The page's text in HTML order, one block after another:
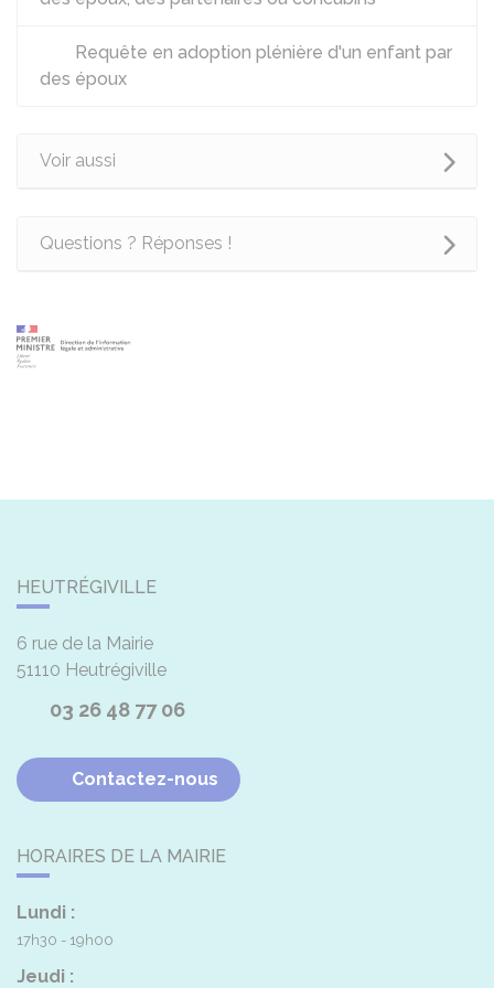
Requête en adoption plénière d'un enfant par
des époux
Voir aussi
Questions ? Réponses !
HEUTRÉGIVILLE
6 rue de la Mairie
51110 Heutrégiville
03 26 48 77 06
Contactez-nous
HORAIRES DE LA MAIRIE
Lundi :
17h30 - 19h00
Jeudi :